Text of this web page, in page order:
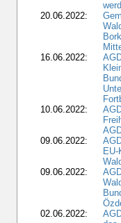
20.06.2022:
16.06.2022:
10.06.2022:
09.06.2022:
09.06.2022:
02.06.2022: